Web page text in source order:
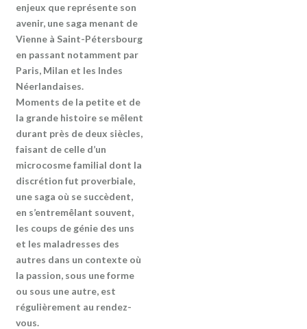
enjeux que représente son
avenir, une saga menant de
Vienne à Saint-Pétersbourg
en passant notamment par
Paris, Milan et les Indes
Néerlandaises.
Moments de la petite et de
la grande histoire se mêlent
durant près de deux siècles,
faisant de celle d’un
microcosme familial dont la
discrétion fut proverbiale,
une saga où se succèdent,
en s’entremêlant souvent,
les coups de génie des uns
et les maladresses des
autres dans un contexte où
la passion, sous une forme
ou sous une autre, est
régulièrement au rendez-
vous.